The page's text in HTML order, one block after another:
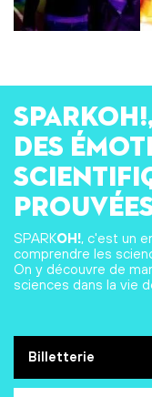
Billetterie
des
SPARKOH!, c'est un
comprendre les
On y découvre de
sciences dans la vie